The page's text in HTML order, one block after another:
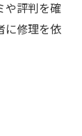
や評判を確
に修理を依